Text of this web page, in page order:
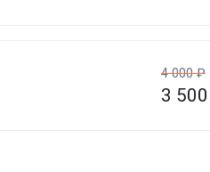
4 000₽
3 500